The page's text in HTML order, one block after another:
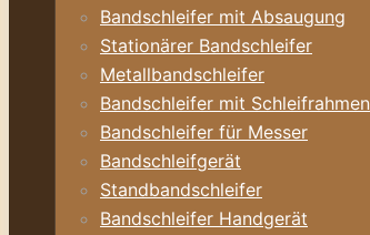
Bandschleifer mit Absaugung
Stationärer Bandschleifer
Metallbandschleifer
Bandschleifer mit Schleifrahmen
Bandschleifer für Messer
Bandschleifgerät
Standbandschleifer
Bandschleifer Handgerät